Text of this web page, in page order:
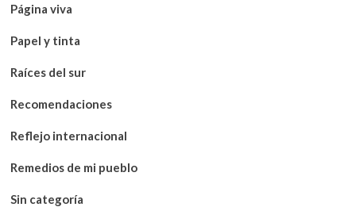
Página viva
Papel y tinta
Raíces del sur
Recomendaciones
Reflejo internacional
Remedios de mi pueblo
Sin categoría